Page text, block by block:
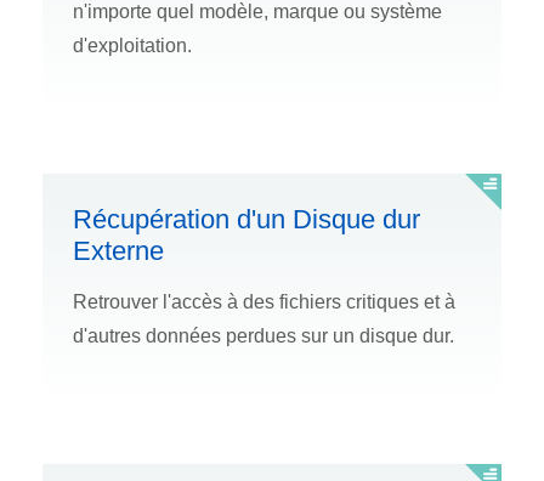
n'importe quel modèle, marque ou système
d'exploitation.
Récupération d'un Disque dur
Externe
Retrouver l'accès à des fichiers critiques et à
d'autres données perdues sur un disque dur.